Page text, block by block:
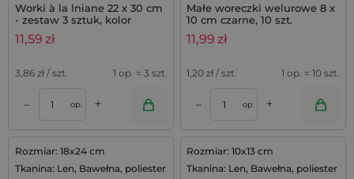
Worki à la lniane 22 x 30 cm
- zestaw 3 sztuk, kolor
naturalny
11,59 zł
3,86 zł / szt. 1 op. = 3 szt.
– op. +
Małe woreczki welurowe 8 x
10 cm czarne, 10 szt.
11,99 zł
1,20 zł / szt. 1 op. = 10 szt.
– op. +
Rozmiar: 18x24 cm
Tkanina: Len, Bawełna, poliester
Rozmiar: 10x13 cm
Tkanina: Len, Bawełna, poliester